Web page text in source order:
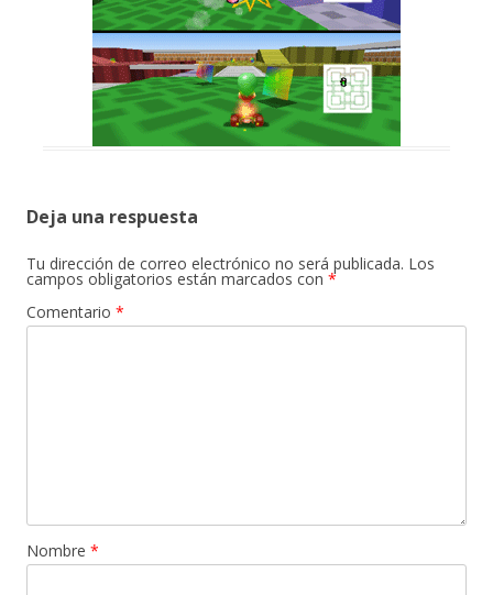
Deja una respuesta
Tu dirección de correo electrónico no será publicada. Los
campos obligatorios están marcados con *
Comentario *
Nombre *